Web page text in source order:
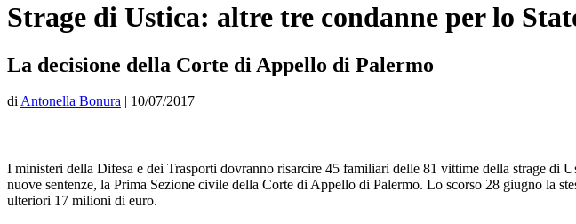
Strage di Ustica: altre tre condanne per lo
La decisione della Corte di Appello di Palermo
di Antonella Bonura | 10/07/2017
I ministeri della Difesa e dei Trasporti dovranno risarcire 45 familiari delle 81 vittime della strage di
nuove sentenze, la Prima Sezione civile della Corte di Appello di Palermo. Lo scorso 28 giugno la
ulteriori 17 milioni di euro.